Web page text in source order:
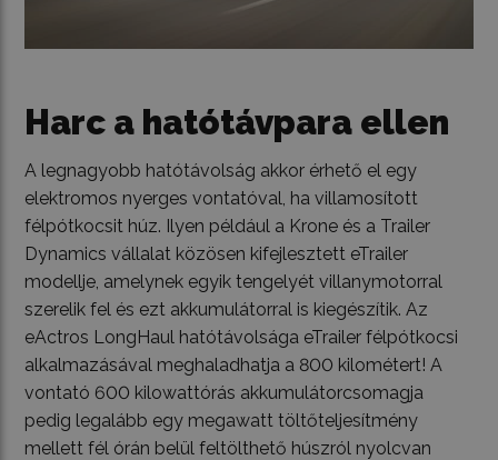
Harc a hatótávpara ellen
A legnagyobb hatótávolság akkor érhető el egy
elektromos nyerges vontatóval, ha villamosított
félpótkocsit húz. Ilyen például a Krone és a Trailer
Dynamics vállalat közösen kifejlesztett eTrailer
modellje, amelynek egyik tengelyét villanymotorral
szerelik fel és ezt akkumulátorral is kiegészítik. Az
eActros LongHaul hatótávolsága eTrailer félpótkocsi
alkalmazásával meghaladhatja a 800 kilométert! A
vontató 600 kilowattórás akkumulátorcsomagja
pedig legalább egy megawatt töltőteljesítmény
mellett fél órán belül feltölthető húszról nyolcvan